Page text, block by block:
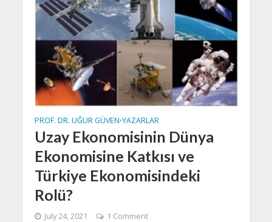
PROF. DR. UĞUR GÜVEN•YAZARLAR
Uzay Ekonomisinin Dünya
Ekonomisine Katkısı ve
Türkiye Ekonomisindeki
Rolü?
July 24, 2021 1 Comment